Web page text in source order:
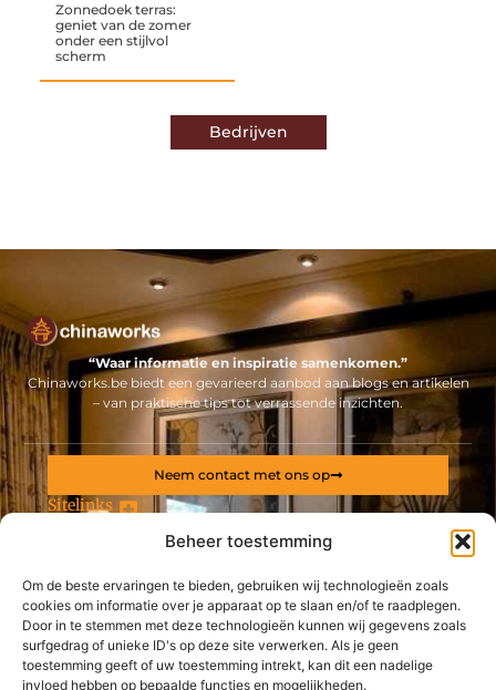
Beheer toestemming
Om de beste ervaringen te bieden, gebruiken wij technologieën zoals
cookies om informatie over je apparaat op te slaan en/of te raadplegen.
Door in te stemmen met deze technologieën kunnen wij gegevens zoals
surfgedrag of unieke ID's op deze site verwerken. Als je geen
toestemming geeft of uw toestemming intrekt, kan dit een nadelige
invloed hebben op bepaalde functies en mogelijkheden.
Zonnedoek terras:
geniet van de zomer
onder een stijlvol
scherm
Bedrijven
“Waar informatie en inspiratie samenkomen.”
Chinaworks.be biedt een gevarieerd aanbod aan blogs en artikelen
– van praktische tips tot verrassende inzichten.
Sitelinks
De best gelezen stukken op een rij
Pissebedden die voor Overlast Zorgen
Gemakkelijk en snel uw gras gemaaid met een John Deere
zitmaaier
Bericht categorie
Neem contact met ons op